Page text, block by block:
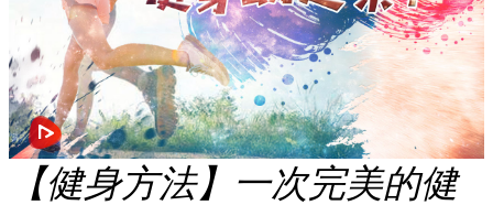
【健身方法】一次完美的健